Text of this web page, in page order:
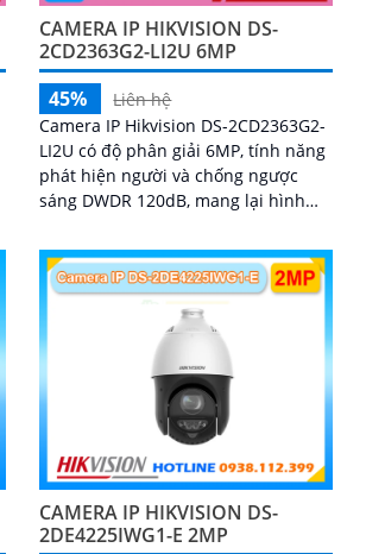
CAMERA IP HIKVISION DS-
2CD2363G2-LI2U 6MP
45%
Liên hệ
Camera IP Hikvision DS-2CD2363G2-
LI2U có độ phân giải 6MP, tính năng
phát hiện người và chống ngược
sáng DWDR 120dB, mang lại hình
sáng. Với hồng ngoại 30m và khả
năng nhận diện khuôn mặt, camera
hỗ trợ quan sát ban đêm màu sắc tự
nhiên, phù hợp cho công trình
CAMERA IP HIKVISION DS-
2DE4225IWG1-E 2MP